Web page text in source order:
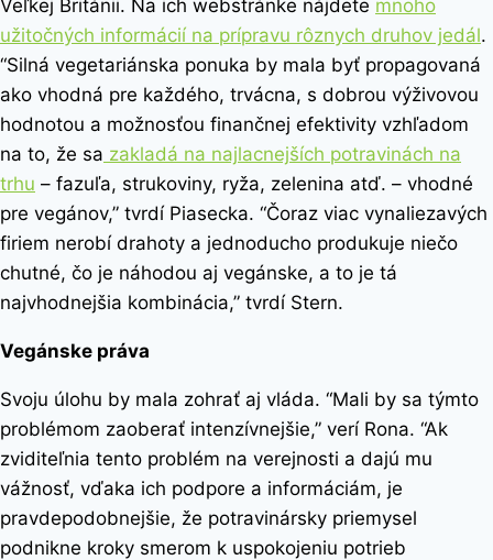
Veľkej Británii. Na ich webstránke nájdete mnoho
užitočných informácií na prípravu rôznych druhov jedál.
“Silná vegetariánska ponuka by mala byť propagovaná
ako vhodná pre každého, trvácna, s dobrou výživovou
hodnotou a možnosťou finančnej efektivity vzhľadom
na to, že sa zakladá na najlacnejších potravinách na
trhu – fazuľa, strukoviny, ryža, zelenina atď. – vhodné
pre vegánov,” tvrdí Piasecka. “Čoraz viac vynaliezavých
firiem nerobí drahoty a jednoducho produkuje niečo
chutné, čo je náhodou aj vegánske, a to je tá
najvhodnejšia kombinácia,” tvrdí Stern.
Vegánske práva
Svoju úlohu by mala zohrať aj vláda. “Mali by sa týmto
problémom zaoberať intenzívnejšie,” verí Rona. “Ak
zviditeľnia tento problém na verejnosti a dajú mu
vážnosť, vďaka ich podpore a informáciám, je
pravdepodobnejšie, že potravinársky priemysel
podnikne kroky smerom k uspokojeniu potrieb